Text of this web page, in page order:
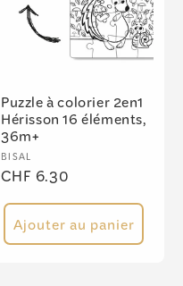
Puzzle à colorier 2en1
Hérisson 16 éléments,
36m+
Fournisseur :
BISAL
Prix
habituel
CHF 6.30
Ajouter au panier